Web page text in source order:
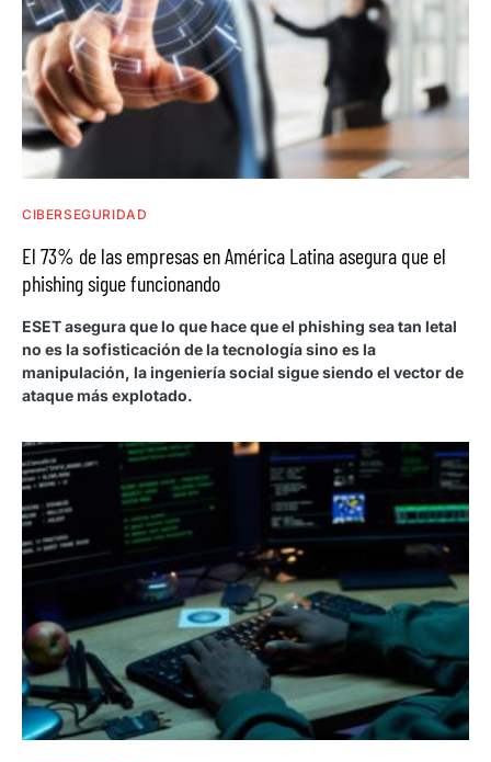
CIBERSEGURIDAD
El 73% de las empresas en América Latina asegura que el
phishing sigue funcionando
ESET asegura que lo que hace que el phishing sea tan letal
no es la sofisticación de la tecnología sino es la
manipulación, la ingeniería social sigue siendo el vector de
ataque más explotado.